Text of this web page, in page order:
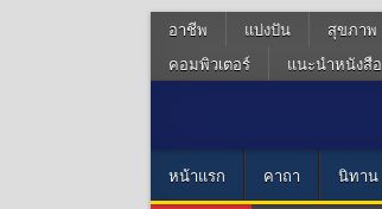
อาชีพ แบ่งปัน สุขภาพ
คอมพิวเตอร์
แนะนำหนังสือ
หน้าแรก คาถา นิทาน